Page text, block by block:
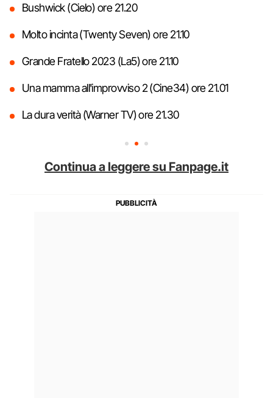
Bushwick (Cielo) ore 21.20
Molto incinta (Twenty Seven) ore 21.10
Grande Fratello 2023 (La5) ore 21.10
Una mamma all'improvviso 2 (Cine34) ore 21.01
La dura verità (Warner TV) ore 21.30
Continua a leggere su Fanpage.it